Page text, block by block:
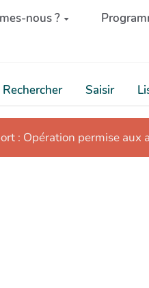
nous ?
Rechercher Saisir
: Opération permise